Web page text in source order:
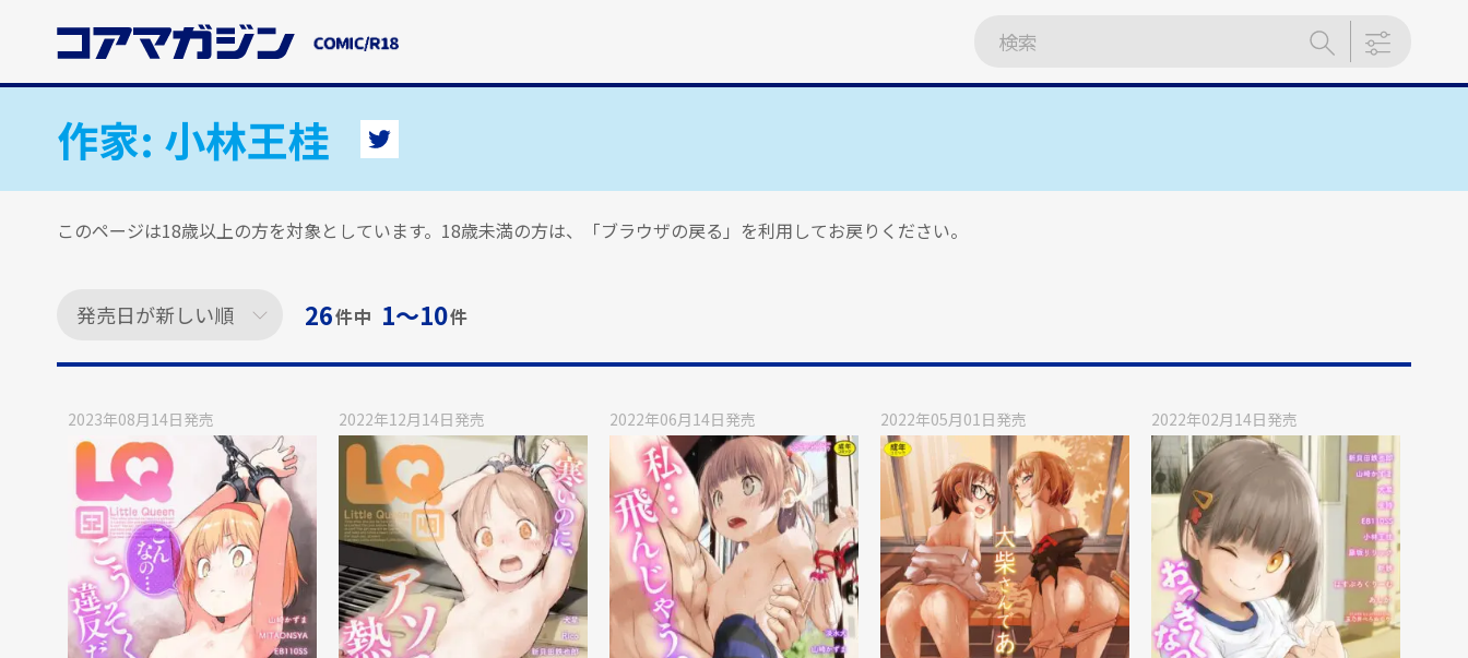
コ
ツ
作家: 小林王桂
このページは18歳以上の方を対象としています。18歳未満の方は、「ブラウザの戻る」を利用してお戻りください。
26件中 1〜10件
2023年08月14日発売 2022年12月14日発売 2022年06月14日発売 2022年05月01日発売 2022年02月14日発売